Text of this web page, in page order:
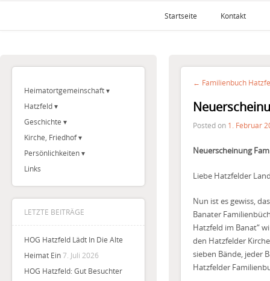
Startseite Kontakt
Heimatortgemeinschaft
Hatzfeld
Geschichte
Kirche, Friedhof
Persönlichkeiten
Links
LETZTE BEITRÄGE
HOG Hatzfeld Lädt In Die Alte
Heimat Ein7. Juli 2026
HOG Hatzfeld: Gut Besuchter
← Familienbuch
Posted on 1. Februar
Neuerscheinung
Liebe Hatzfelder
Nun ist es gewiss,
Banater
Hatzfeld im Banat“
den Hatzfelder
sieben Bände, jeder
Hatzfelder